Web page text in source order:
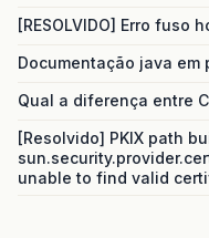
[RESOLVIDO] Erro fuso
Documentação java em
Qual a diferença entre
[Resolvido] PKIX path
unable to find valid